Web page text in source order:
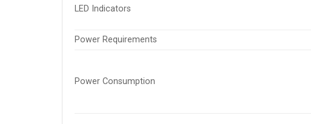
LED Indicators
Power Requirements
Power Consumption